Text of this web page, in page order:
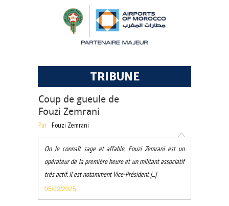
TRIBUNE
Coup de gueule de
Fouzi Zemrani
Par Fouzi Zemrani
On le connaît sage et affable, Fouzi Zemrani est un
opérateur de la première heure et un militant associatif
très actif. Il est notamment Vice-Président [...]
05/02/2025